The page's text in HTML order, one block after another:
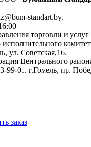
standart.by.
торговли и услуг
исполнительного
ул. Советская,16.
Центрального
99-01. г.Гомель, пр.
заказ